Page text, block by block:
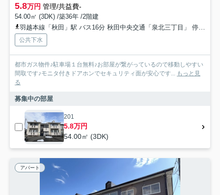
5.8万円 管理/共益費-
54.00㎡ (3DK) /築36年 /2階建
羽越本線「秋田」駅 バス16分 秋田中央交通「泉北三丁目」 停歩4分
公共下水
都市ガス物件♪駐車場１台無料♪お部屋が繋がっているので移動しやすい
間取です♪モニタ付きドアホンでセキュリティ面が安心です... もっと見
る
募集中の部屋
201
5.8万円
54.00㎡ (3DK)
アパート